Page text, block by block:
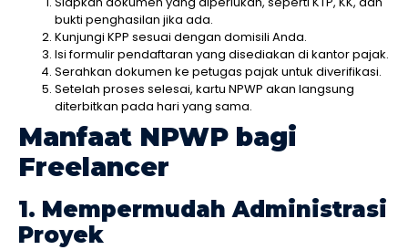
bukti penghasilan jika ada.
Kunjungi KPP sesuai dengan domisili Anda.
Isi formulir pendaftaran yang disediakan di kantor pajak.
Serahkan dokumen ke petugas pajak untuk diverifikasi.
Setelah proses selesai, kartu NPWP akan langsung
diterbitkan pada hari yang sama.
Manfaat NPWP bagi
Freelancer
1. Mempermudah Administrasi
Proyek